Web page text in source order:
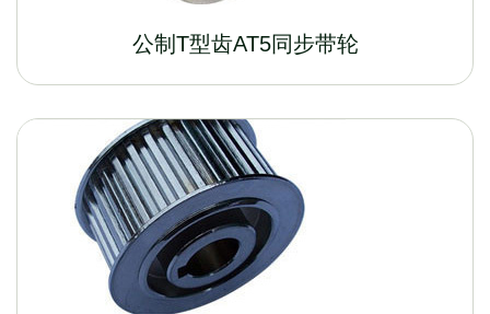
公制T型齿AT5同步带轮